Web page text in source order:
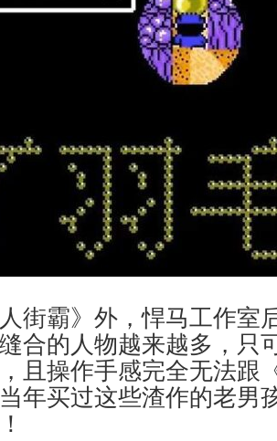
街霸》外，悍马工作室
合的人物越来越多，只
且操作手感完全无法跟
年买过这些渣作的老男